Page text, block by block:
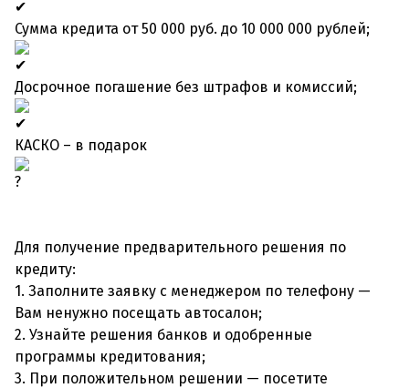
Сумма кредита от 50 000 руб. до 10 000 000 рублей;
Досрочное погашение без штрафов и комиссий;
КАСКО – в подарок
Для получение предварительного решения по
кредиту:
1. Заполните заявку с менеджером по телефону —
Вам ненужно посещать автосалон;
2. Узнайте решения банков и одобренные
программы кредитования;
3. При положительном решении — посетите